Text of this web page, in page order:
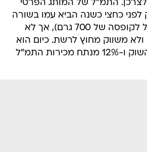
התמ"ל של המותג הפרטי
כחצי כשנה הביא עמו בשורה
של מחיר (40 שקל לקופסה של 700 גרם), אך לא
ולא משווק מחוץ לרשת. כיום הוא
תופס רק 1.3% מהשוק ו-12% מנתח מכירות התמ"ל